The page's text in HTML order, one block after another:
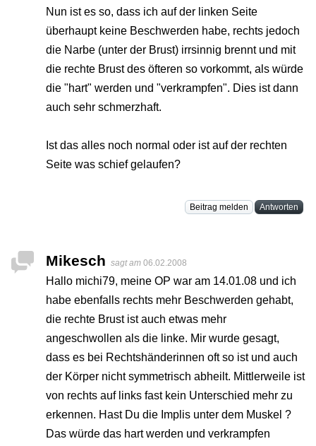
Nun ist es so, dass ich auf der linken Seite
überhaupt keine Beschwerden habe, rechts jedoch
die Narbe (unter der Brust) irrsinnig brennt und mit
die rechte Brust des öfteren so vorkommt, als würde
die "hart" werden und "verkrampfen". Dies ist dann
auch sehr schmerzhaft.
Ist das alles noch normal oder ist auf der rechten
Seite was schief gelaufen?
Beitrag melden Antworten
Mikesch sagt am 06.02.2008
Hallo michi79, meine OP war am 14.01.08 und ich
habe ebenfalls rechts mehr Beschwerden gehabt,
die rechte Brust ist auch etwas mehr
angeschwollen als die linke. Mir wurde gesagt,
dass es bei Rechtshänderinnen oft so ist und auch
der Körper nicht symmetrisch abheilt. Mittlerweile ist
von rechts auf links fast kein Unterschied mehr zu
erkennen. Hast Du die Implis unter dem Muskel ?
Das würde das hart werden und verkrampfen